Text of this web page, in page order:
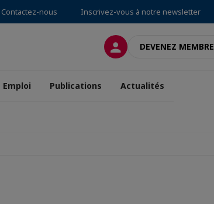
Contactez-nous Inscrivez-vous à notre newsletter
CONNEXIONDEVENEZ MEMBRE
Emploi Publications Actualités